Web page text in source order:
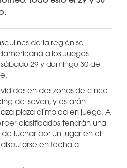
de la región se
a los Juegos
29 y domingo 30 de
en dos zonas de cinco
del seven, y estarán
plaza olímpica en juego. A
clasificados tendrán una
luchar por un lugar en el
en fecha a